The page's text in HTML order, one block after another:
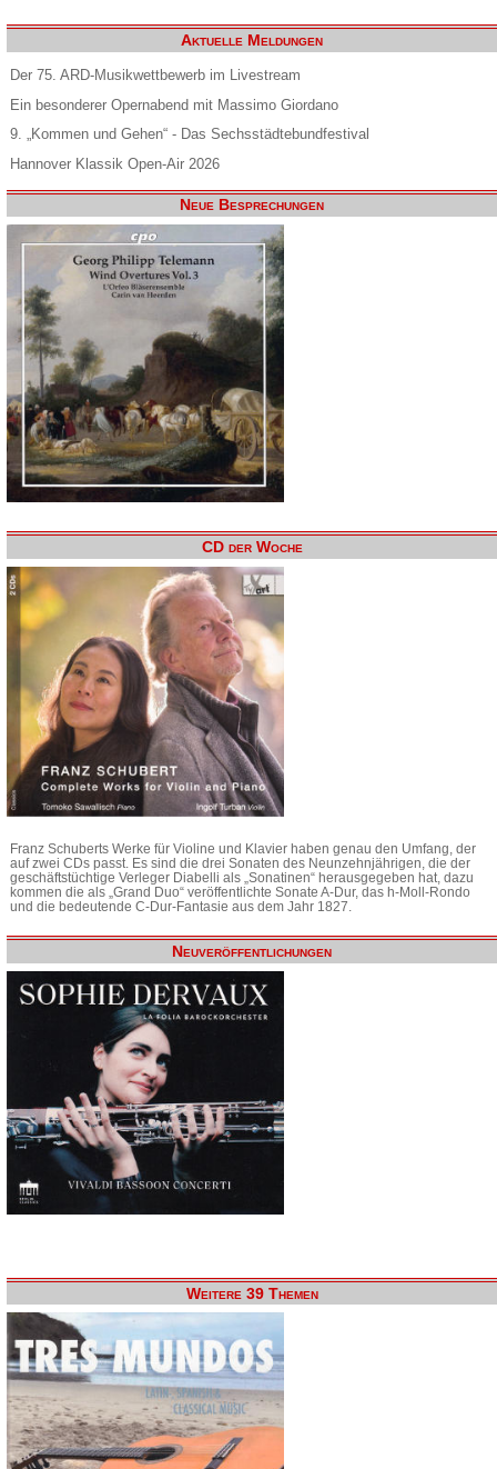
Aktuelle Meldungen
Der 75. ARD-Musikwettbewerb im Livestream
Ein besonderer Opernabend mit Massimo Giordano
9. „Kommen und Gehen“ - Das Sechsstädtebundfestival
Hannover Klassik Open-Air 2026
Neue Besprechungen
CD der Woche
Franz Schuberts Werke für Violine und Klavier haben genau den Umfang, der
auf zwei CDs passt. Es sind die drei Sonaten des Neunzehnjährigen, die der
geschäftstüchtige Verleger Diabelli als „Sonatinen“ herausgegeben hat, dazu
kommen die als „Grand Duo“ veröffentlichte Sonate A-Dur, das h-Moll-Rondo
und die bedeutende C-Dur-Fantasie aus dem Jahr 1827.
Neuveröffentlichungen
Weitere 39 Themen